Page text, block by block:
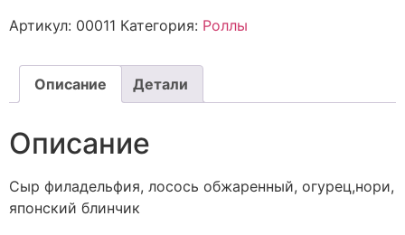
Артикул: 00011 Категория: Роллы
Описание Детали
Описание
Сыр филадельфия, лосось обжаренный, огурец,нори,
японский блинчик